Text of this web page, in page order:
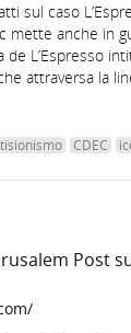
sul caso
mette anche in
L’Espresso
attraversa la
CDEC
Post